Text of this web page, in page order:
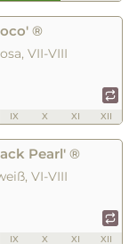
®
VII-VIII
IX X XI XII
Pearl' ®
VI-VIII
IX X XI XII